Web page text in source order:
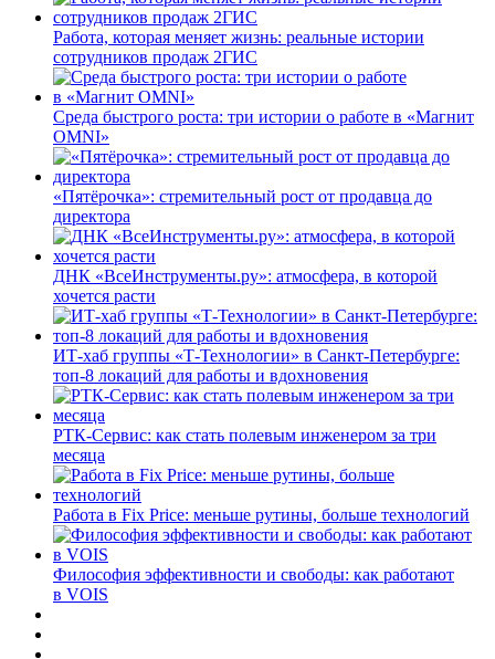
Работа, которая меняет жизнь: реальные истории
сотрудников продаж 2ГИС
Среда быстрого роста: три истории о работе в «Магнит
OMNI»
«Пятёрочка»: стремительный рост от продавца до
директора
ДНК «ВсеИнструменты.ру»: атмосфера, в которой
хочется расти
ИТ-хаб группы «Т-Технологии» в Санкт-Петербурге:
топ-8 локаций для работы и вдохновения
РТК-Сервис: как стать полевым инженером за три
месяца
Работа в Fix Price: меньше рутины, больше технологий
Философия эффективности и свободы: как работают
в VOIS